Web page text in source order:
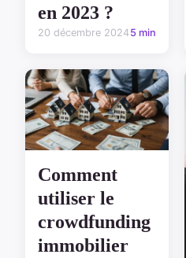
en 2023 ?
20 décembre 20245 min
Comment
utiliser le
crowdfunding
immobilier